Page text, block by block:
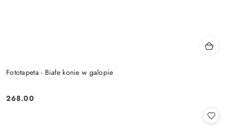
Fototapeta - Białe konie w galopie
Cena:
268.00